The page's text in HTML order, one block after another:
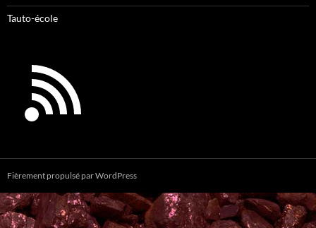
Tauto-école
Fièrement propulsé par WordPress